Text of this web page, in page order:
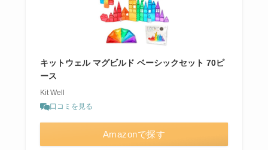
キットウェル マグビルド ベーシックセット 70ピ
ース
Kit Well
口コミを見る
Amazonで探す